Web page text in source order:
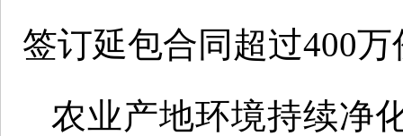
签订延包合同超过400万
农业产地环境持续净